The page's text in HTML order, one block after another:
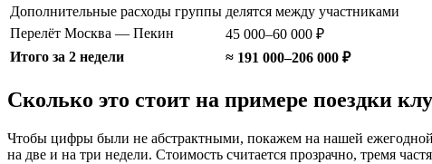
Дополнительные расходы группы делятся между участниками
Перелёт Москва — Пекин
45 000–60 000 ₽
Итого за 2 недели
≈ 191 000–206 000 ₽
Сколько это стоит на примере поездки
Чтобы цифры были не абстрактными, покажем на нашей
на две и на три недели. Стоимость считается прозрачно, тремя